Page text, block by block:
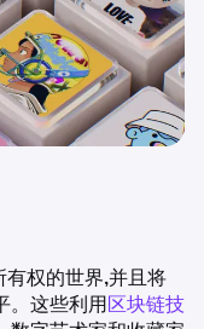
有权的世界,并且将
。这些利用区块链技